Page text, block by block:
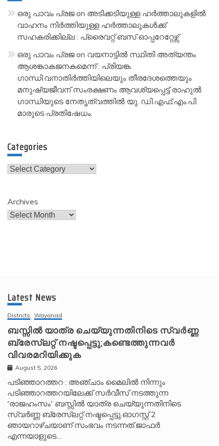
ഒരു പാവം പ്രജon അടിക്കടിയുള്ള ഹർത്താലുകളിൽ
വാഹനം നിർത്തിയുള്ള ഹർത്താലുകൾക്ക്
സഹകരിക്കില്ല : പ്രൈവറ്റ് ബസ് ഓപ്പറേറ്റേഴ്സ്
ഒരു പാവം പ്രജon വയനാട്ടിൽ സ്ഥിതി അത്യന്തം
ആശങ്കാകജനകമെന്ന് : പ്രിയങ്ക
ഗാന്ധി.വനാതിർത്തിയിലെയും തീരദേശത്തെയും
മനുഷ്യജീവന് സംരക്ഷണം ആവശ്യപ്പെട്ട് രാഹുൽ
ഗാന്ധിയുടെ നേതൃത്വത്തിൽ യു. ഡി.എഫ്.എം.പി.
മാരുടെ പ്രതിഷേധം.
Categories
Categories
Archives
Latest News
Districts Wayanad
ബസ്സിൽ യാത്ര ചെയ്യുന്നതിനിടെ സ്വർണ്ണ
ബ്രേസ്‌ലറ്റ് നഷ്ടപ്പെട്ടു;കണ്ടെത്തുന്നവർ
വിവരമറിയിക്കുക
August 5, 2026
പടിഞ്ഞാറത്തറ : അഞ്ചാം മൈലിൽ നിന്നും
പടിഞ്ഞാറത്തറയിലേക്ക് സർവീസ് നടത്തുന്ന
'രാജഹംസം' ബസ്സിൽ യാത്ര ചെയ്യുന്നതിനിടെ
സ്വർണ്ണ ബ്രേസ്‌ലറ്റ് നഷ്ടപ്പെട്ടു.ഓഗസ്റ്റ് 2
ഞായറാഴ്ചയാണ് സംഭവം നടന്നത്.ജാഫർ
എന്നയാളുടെ…